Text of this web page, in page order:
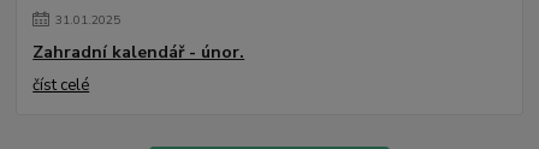
31.01.2025
Zahradní kalendář - únor.
číst celé